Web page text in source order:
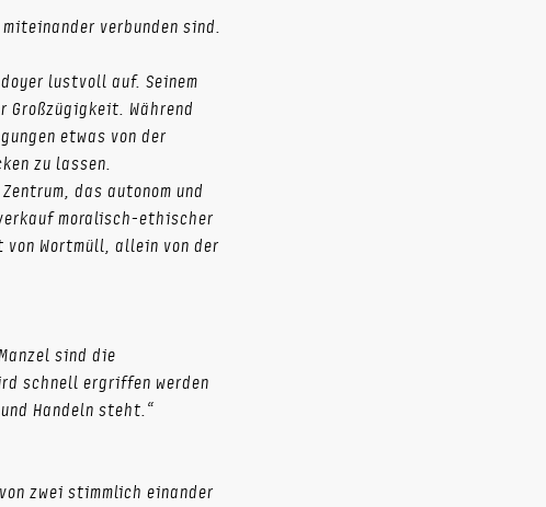
verbunden sind.
lustvoll auf. Seinem
Während
etwas von der
zu lassen.
das autonom und
moralisch-ethischer
Wortmüll, allein von der
sind die
schnell ergriffen werden
Handeln steht.“
zwei stimmlich einander